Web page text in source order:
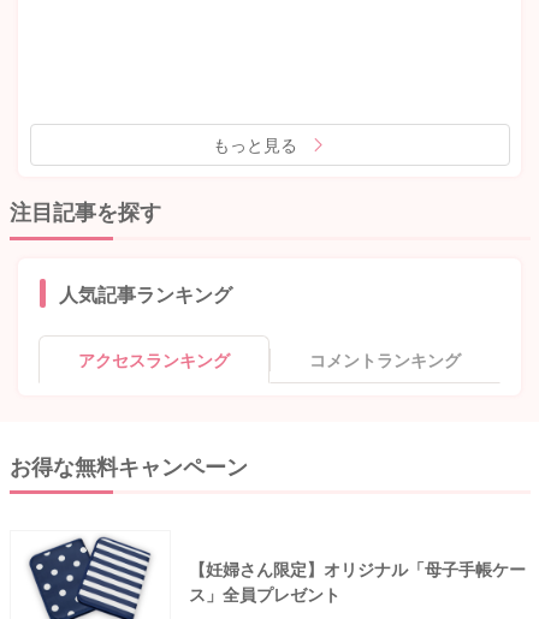
もっと見る
注目記事を探す
人気記事ランキング
アクセスランキング コメントランキング
お得な無料キャンペーン
【妊婦さん限定】オリジナル「母子手帳ケー
ス」全員プレゼント